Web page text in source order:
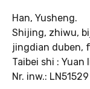
Han, Yusheng.
Shijing, zhiwu,
jingdian duben,
Taibei shi :
Nr. inw.: LN51529